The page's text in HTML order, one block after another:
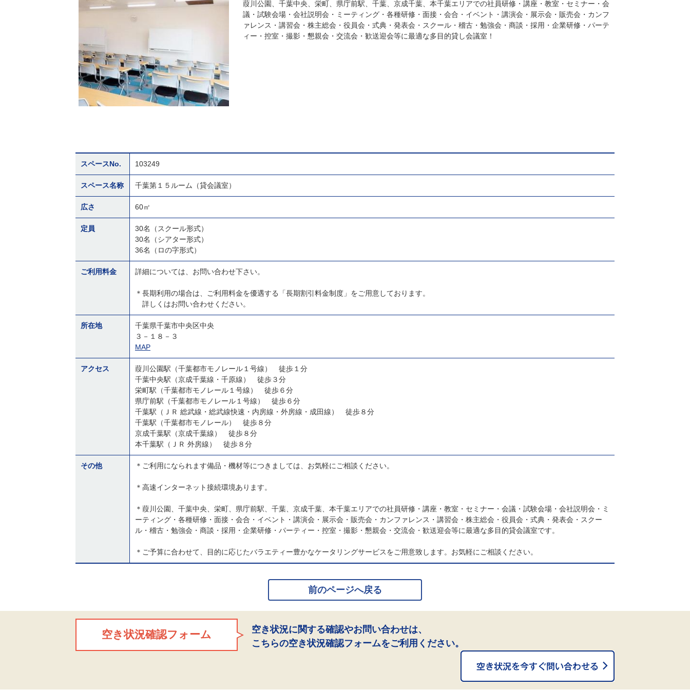
葭川公園、千葉中央、栄町、県庁前駅、千葉、京成千葉、本千葉エリアでの社員研修・講座・教室・セミナー・会
議・試験会場・会社説明会・ミーティング・各種研修・面接・会合・イベント・講演会・展示会・販売会・カンフ
ァレンス・講習会・株主総会・役員会・式典・発表会・スクール・稽古・勉強会・商談・採用・企業研修・パーテ
ィー・控室・撮影・懇親会・交流会・歓送迎会等に最適な多目的貸し会議室！
スペースNo. 103249
スペース名称 千葉第１５ルーム（貸会議室）
広さ 60㎡
定員
30名（スクール形式）
30名（シアター形式）
36名（ロの字形式）
ご利用料金 詳細については、お問い合わせ下さい。
＊長期利用の場合は、ご利用料金を優遇する「長期割引料金制度」をご用意しております。
詳しくはお問い合わせください。
所在地
千葉県千葉市中央区中央
３－１８－３
MAP
アクセス
葭川公園駅（千葉都市モノレール１号線） 徒歩１分
千葉中央駅（京成千葉線・千原線） 徒歩３分
栄町駅（千葉都市モノレール１号線） 徒歩６分
県庁前駅（千葉都市モノレール１号線） 徒歩６分
千葉駅（ＪＲ 総武線・総武線快速・内房線・外房線・成田線） 徒歩８分
千葉駅（千葉都市モノレール） 徒歩８分
京成千葉駅（京成千葉線） 徒歩８分
本千葉駅（ＪＲ 外房線） 徒歩８分
その他 ＊ご利用になられます備品・機材等につきましては、お気軽にご相談ください。
＊高速インターネット接続環境あります。
＊葭川公園、千葉中央、栄町、県庁前駅、千葉、京成千葉、本千葉エリアでの社員研修・講座・教室・セミナー・会議・試験会場・会社説明会・ミ
ーティング・各種研修・面接・会合・イベント・講演会・展示会・販売会・カンファレンス・講習会・株主総会・役員会・式典・発表会・スクー
ル・稽古・勉強会・商談・採用・企業研修・パーティー・控室・撮影・懇親会・交流会・歓送迎会等に最適な多目的貸会議室です。
＊ご予算に合わせて、目的に応じたバラエティー豊かなケータリングサービスをご用意致します。お気軽にご相談ください。
前のページへ戻る
空き状況確認フォーム
空き状況に関する確認やお問い合わせは、
こちらの空き状況確認フォームをご利用ください。